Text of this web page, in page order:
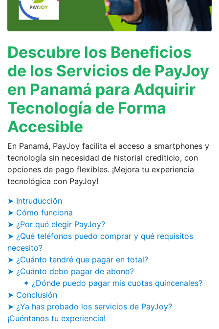
Descubre los Beneficios
de los Servicios de PayJoy
en Panamá para Adquirir
Tecnología de Forma
Accesible
En Panamá, PayJoy facilita el acceso a smartphones y
tecnología sin necesidad de historial crediticio, con
opciones de pago flexibles. ¡Mejora tu experiencia
tecnológica con PayJoy!
➤ Intruducciõn
➤ Cómo funciona
➤ ¿Por qué elegir PayJoy?
➤ ¿Qué teléfonos puedo comprar y qué requisitos
necesito?
➤ ¿Cuánto tendré que pagar en total?
➤ ¿Cuánto debo pagar de abono?
✦ ¿Dónde puedo pagar mis cuotas quincenales?
➤ Conclusión
➤ ¿Ya has probado los servicios de PayJoy?
¡Cuéntanos tu experiencia!